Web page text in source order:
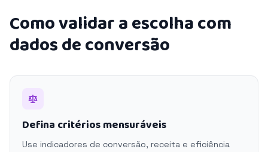
Como validar a escolha com
dados de conversão
Defina critérios mensuráveis
Use indicadores de conversão, receita e eficiência